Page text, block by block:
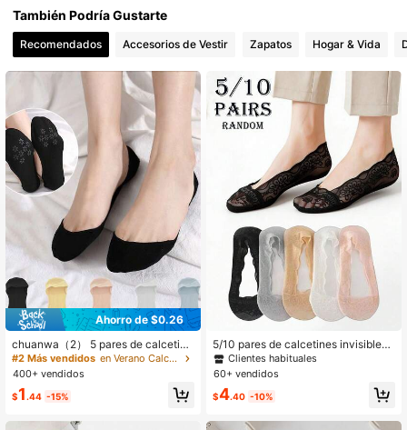
4.93
4.93 1K Seguidores
1K Seguidores
4.93 1K Seguidores
4.93 1K Seguidores
4.93 1K Seguidores
También Podría Gustarte
Recomendados Accesorios de Vestir Zapatos Hogar & Vida
Ahorro de $0.26
chuanwa（2） 5 pares de calcetine
s de barco finos, calcetines de tobill
o de silicona antideslizantes de baj
o empeine para mujer, para tacones
altos en verano
#2 Más vendidos
en Verano Calcetines tobilleros para mujer
400+ vendidos
$1.44 -15%
5/10 pares de calcetines invisibles
de barco para mujer, primavera/ver
ano, multicolores, con patrón de en
caje, de malla transpirable, frescos,
de moda para uso diario y desplaza
Clientes habituales
60+ vendidos
$4.40 -10%